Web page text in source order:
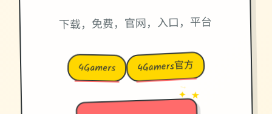
下载，免费，官网，入口，平台
4Gamers 4Gamers官方
→
✦ ★